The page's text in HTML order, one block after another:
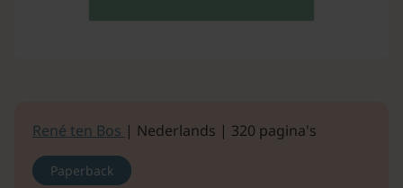
René ten Bos | Nederlands | 320 pagina's
Paperback